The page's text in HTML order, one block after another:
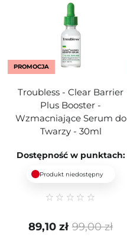
PROMOCJA
Troubless - Clear Barrier
Plus Booster -
Wzmacniające Serum do
Twarzy - 30ml
Dostępność w punktach:
Produkt niedostępny
99,00 zł
89,10 zł